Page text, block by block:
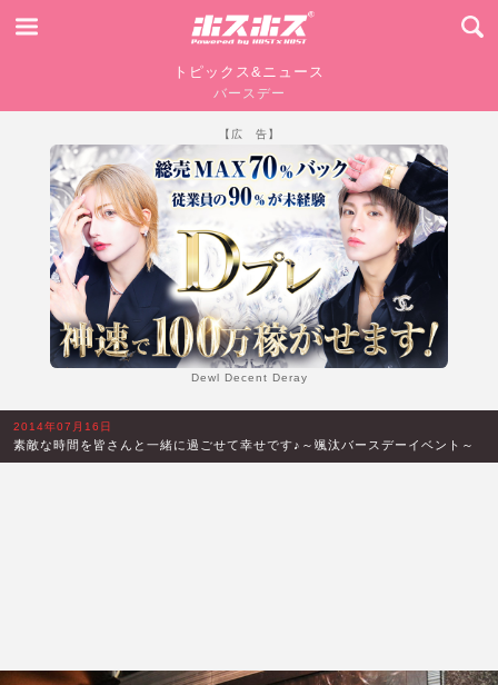
トピックス&ニュース
バースデー
【広 告】
Dewl Decent Deray
2014年07月16日
素敵な時間を皆さんと一緒に過ごせて幸せです♪～颯汰バースデーイベント～